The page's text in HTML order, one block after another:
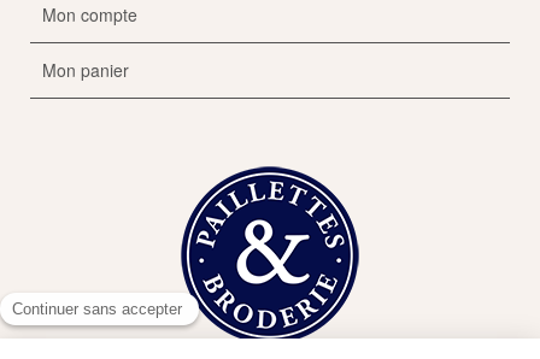
Mon compte
Mon panier